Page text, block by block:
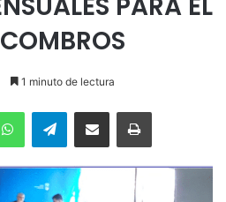
1 minuto de lectura
WhatsAppTelegramEnviar vía email Imprimir